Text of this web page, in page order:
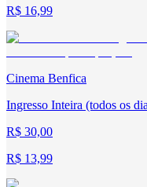
R$ 16,99
Cinema Benfica
Ingresso Inteira (todos os
R$ 30,00
R$ 13,99